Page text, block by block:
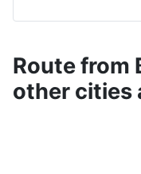
Route from
other cities